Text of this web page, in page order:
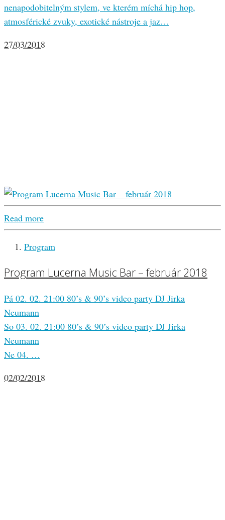
nenapodobitelným stylem, ve kterém míchá hip hop,
atmosférické zvuky, exotické nástroje a jaz…
27/03/2018
Read more
Program
Program Lucerna Music Bar – február 2018
Pá 02. 02. 21:00 80’s & 90’s video party DJ Jirka
Neumann
So 03. 02. 21:00 80’s & 90’s video party DJ Jirka
Neumann
Ne 04. …
02/02/2018